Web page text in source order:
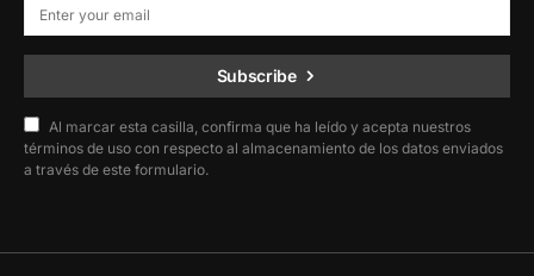
Subscribe
Al marcar esta casilla, confirma que ha leído y acepta nuestros
términos de uso con respecto al almacenamiento de los datos enviados
a través de este formulario.